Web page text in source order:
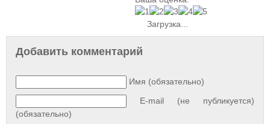
Загрузка...
Добавить комментарий
Имя (обязательно)
E-mail (не публикуется)
(обязательно)